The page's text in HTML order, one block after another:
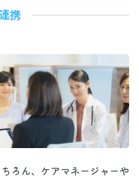
連携
ろん、ケアマネージャーや